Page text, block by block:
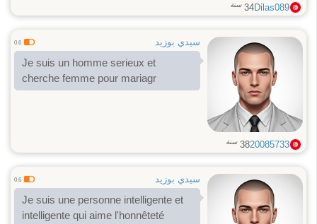
Dilas089
34 سنة
سيدي بوزيد 0.6
Je suis un homme serieux et
cherche femme pour mariagr
20085733
38 سنة
سيدي بوزيد 0.6
Je suis une personne intelligente et
intelligente qui aime l'honnêteté